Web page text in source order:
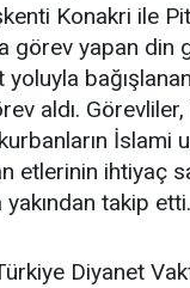
Konakri ile
görev yapan din
aldı. Görevliler,
İslami
etlerinin ihtiyaç
yakından takip etti.
Diyanet